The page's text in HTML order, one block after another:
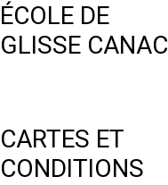
ÉCOLE DE
GLISSE CANAC
CARTES ET
CONDITIONS